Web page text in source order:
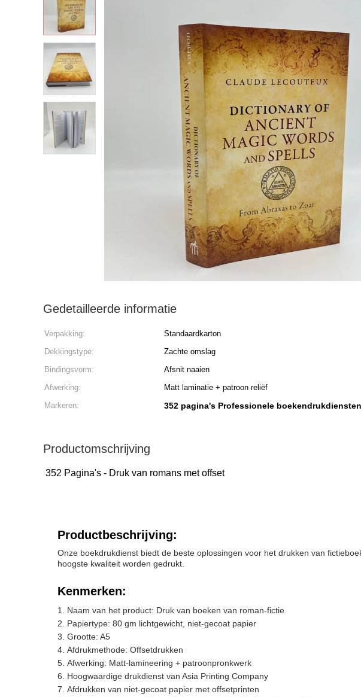
Gedetailleerde informatie
Verpakking: Standaardkarton
Dekkingstype:
Zachte omslag
Bindingsvorm:
Afsnit naaien
Afwerking:
Matt laminatie + patroon reliëf
Markeren:
352 pagina's Professionele boekendrukdiensten
Productomschrijving
352 Pagina's - Druk van romans met offset
Productbeschrijving:
Onze boekdrukdienst biedt de beste oplossingen voor het drukken van
hoogste kwaliteit worden gedrukt.
Kenmerken:
Naam van het product: Druk van boeken van roman-fictie
Papiertype: 80 gm lichtgewicht, niet-gecoat papier
Grootte: A5
Afdrukmethode: Offsetdrukken
Afwerking: Matt-lamineering + patroonpronkwerk
Hoogwaardige drukdienst van Asia Printing Company
Afdrukken van niet-gecoat papier met offsetprinten